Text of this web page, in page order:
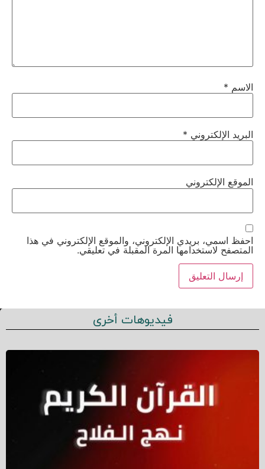
الاسم *
البريد الإلكتروني *
الموقع الإلكتروني
احفظ اسمي، بريدي الإلكتروني، والموقع الإلكتروني في هذا
المتصفح لاستخدامها المرة المقبلة في تعليقي.
فيديوهات أخرى